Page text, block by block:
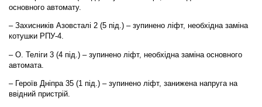
основного автомату.
– Захисників Азовсталі 2 (5 під.) – зупинено ліфт, необхідна заміна
котушки РПУ-4.
– О. Теліги 3 (4 під.) – зупинено ліфт, необхідна заміна основного
автомата.
– Героїв Дніпра 35 (1 під.) – зупинено ліфт, занижена напруга на
ввідний пристрій.